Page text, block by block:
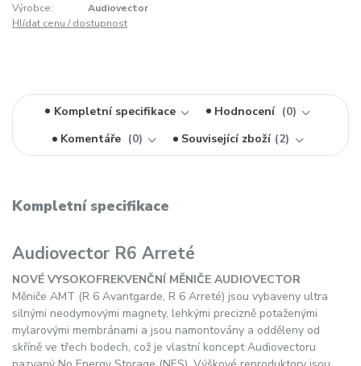
Výrobce:
Audiovector
Hlídat cenu / dostupnost
Kompletní specifikace Hodnocení
0
Komentáře
0 Související zboží 2
Kompletní specifikace
Audiovector R6 Arreté
NOVÉ VYSOKOFREKVENČNÍ MĚNIČE AUDIOVECTOR
Měniče AMT (R 6 Avantgarde, R 6 Arreté) jsou vybaveny ultra
silnými neodymovými magnety, lehkými precizně potaženými
mylarovými membránami a jsou namontovány a odděleny od
skříně ve třech bodech, což je vlastní koncept Audiovectoru